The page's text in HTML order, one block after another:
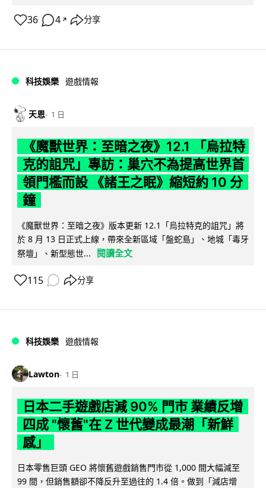
36 4 ↗ 分享
科技娛樂 遊戲情報
天恩 1 日
《魔獸世界：至暗之夜》12.1 「烏拉特
克的詛咒」專訪：巢穴不為提高世界首
領門檻而設 《諸王之眠》縮短約 10 分
鐘
《魔獸世界：至暗之夜》版本更新 12.1「烏拉特克的詛咒」將
於 8 月 13 日正式上線，帶來全新區域「盤蛇島」、地城「毒牙
祭壇」、新型態世...
閱讀全文
115 分享
科技娛樂 遊戲情報
Lawton 1 日
日本二手遊戲店減 90% 門市 業績反增
四成 "懷舊"在 Z 世代變成最潮「新鮮
感」
日本零售巨頭 GEO 將懷舊遊戲銷售門市從 1,000 間大幅減至
99 間，但銷售額卻不降反升至過往的 1.4 倍。做到「減店增